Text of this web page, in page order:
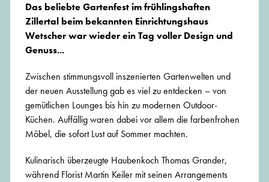
Das beliebte Gartenfest im frühlingshaften
Zillertal beim bekannten Einrichtungshaus
Wetscher war wieder ein Tag voller Design und
Genuss...
Zwischen stimmungsvoll inszenierten Gartenwelten und
der neuen Ausstellung gab es viel zu entdecken – von
gemütlichen Lounges bis hin zu modernen Outdoor-
Küchen. Auffällig waren dabei vor allem die farbenfrohen
Möbel, die sofort Lust auf Sommer machten.
Kulinarisch überzeugte Haubenkoch Thomas Grander,
während Florist Martin Keiler mit seinen Arrangements